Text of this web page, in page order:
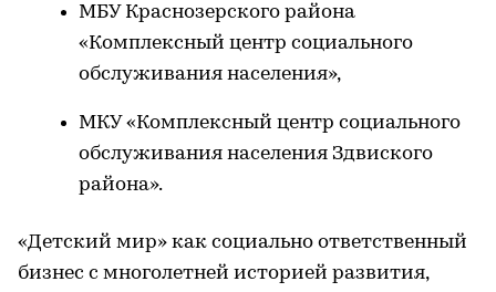
МБУ Краснозерского района
«Комплексный центр социального
обслуживания населения»,
МКУ «Комплексный центр социального
обслуживания населения Здвиского
района».
«Детский мир» как социально ответственный
бизнес с многолетней историей развития,